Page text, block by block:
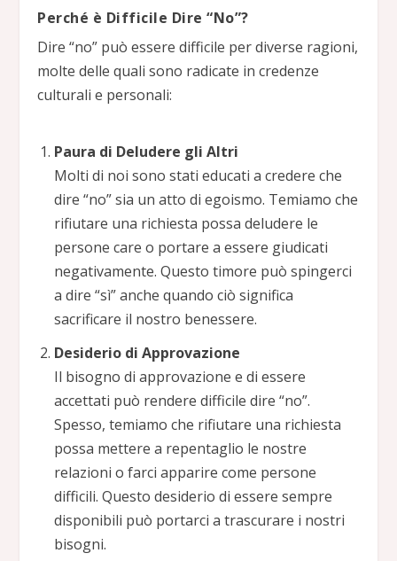
Perché è Difficile Dire “No”?
Dire “no” può essere difficile per diverse ragioni,
molte delle quali sono radicate in credenze
culturali e personali:
Paura di Deludere gli Altri
Molti di noi sono stati educati a credere che
dire “no” sia un atto di egoismo. Temiamo che
rifiutare una richiesta possa deludere le
persone care o portare a essere giudicati
negativamente. Questo timore può spingerci
a dire “sì” anche quando ciò significa
sacrificare il nostro benessere.
Desiderio di Approvazione
Il bisogno di approvazione e di essere
accettati può rendere difficile dire “no”.
Spesso, temiamo che rifiutare una richiesta
possa mettere a repentaglio le nostre
relazioni o farci apparire come persone
difficili. Questo desiderio di essere sempre
disponibili può portarci a trascurare i nostri
bisogni.